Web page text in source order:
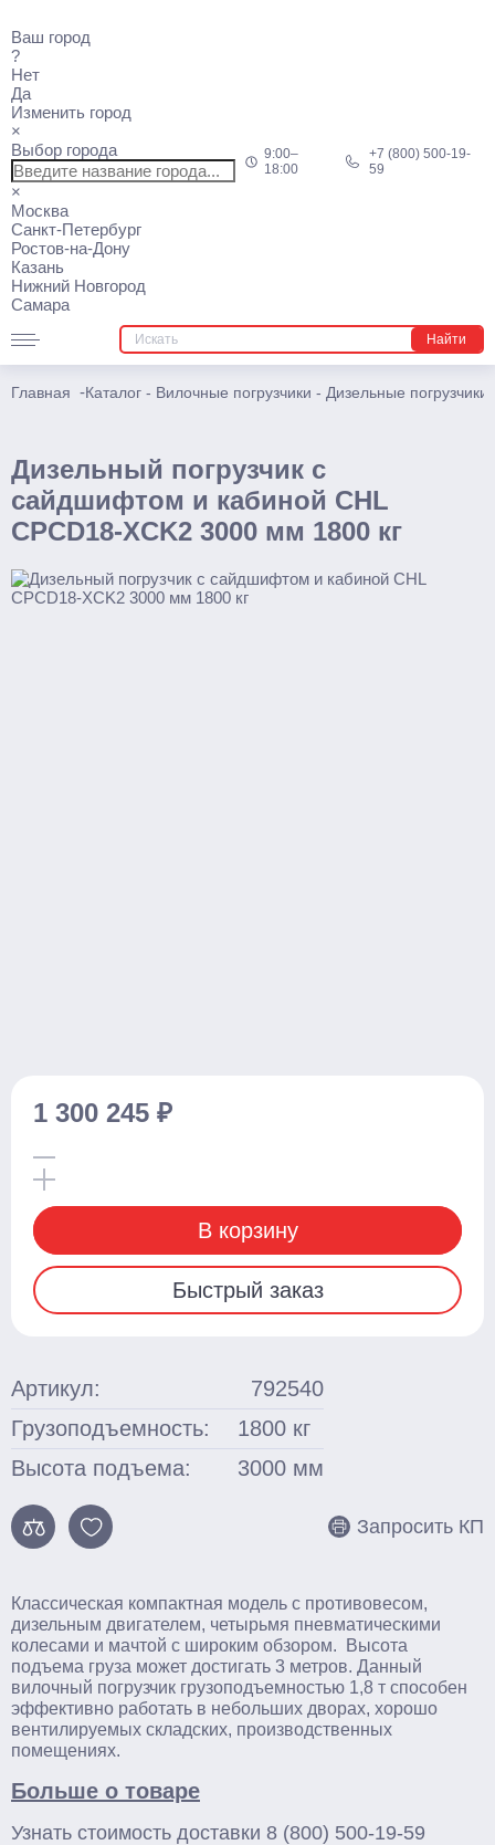
Ваш город
?
Нет
Да
Изменить город
×
Выбор города
×
Москва
Санкт-Петербург
Ростов-на-Дону
Казань
Нижний Новгород
Самара
9:00–
18:00
+7 (800) 500-19-
59
Найти
Главная -Каталог - Вилочные погрузчики - Дизельные погрузчики
Дизельный погрузчик с
сайдшифтом и кабиной CHL
CPCD18-XCK2 3000 мм 1800 кг
Артикул:
792540
Грузоподъемность:
1800 кг
Высота подъема:
3000 мм
Запросить КП
Классическая компактная модель с противовесом,
дизельным двигателем, четырьмя пневматическими
колесами и мачтой с широким обзором. Высота
подъема груза может достигать 3 метров. Данный
вилочный погрузчик грузоподъемностью 1,8 т способен
эффективно работать в небольших дворах, хорошо
вентилируемых складских, производственных
помещениях.
Больше о товаре
1 300 245 ₽
В корзину
Быстрый заказ
Узнать стоимость доставки 8 (800) 500-19-59
Мини
Электрические
Многоходовые
Узкопроходные штабелеры
Подъемники
Телескопические
Несамоходные
Самоходные
Ручные
С электроподъемом
С платформой
Гидравлические
С электроподъемом
Поломоечные машины
С сиденьем оператора
Грузоподъемное оборудование
Тали ручные
Тельферы
Смотреть весь каталог